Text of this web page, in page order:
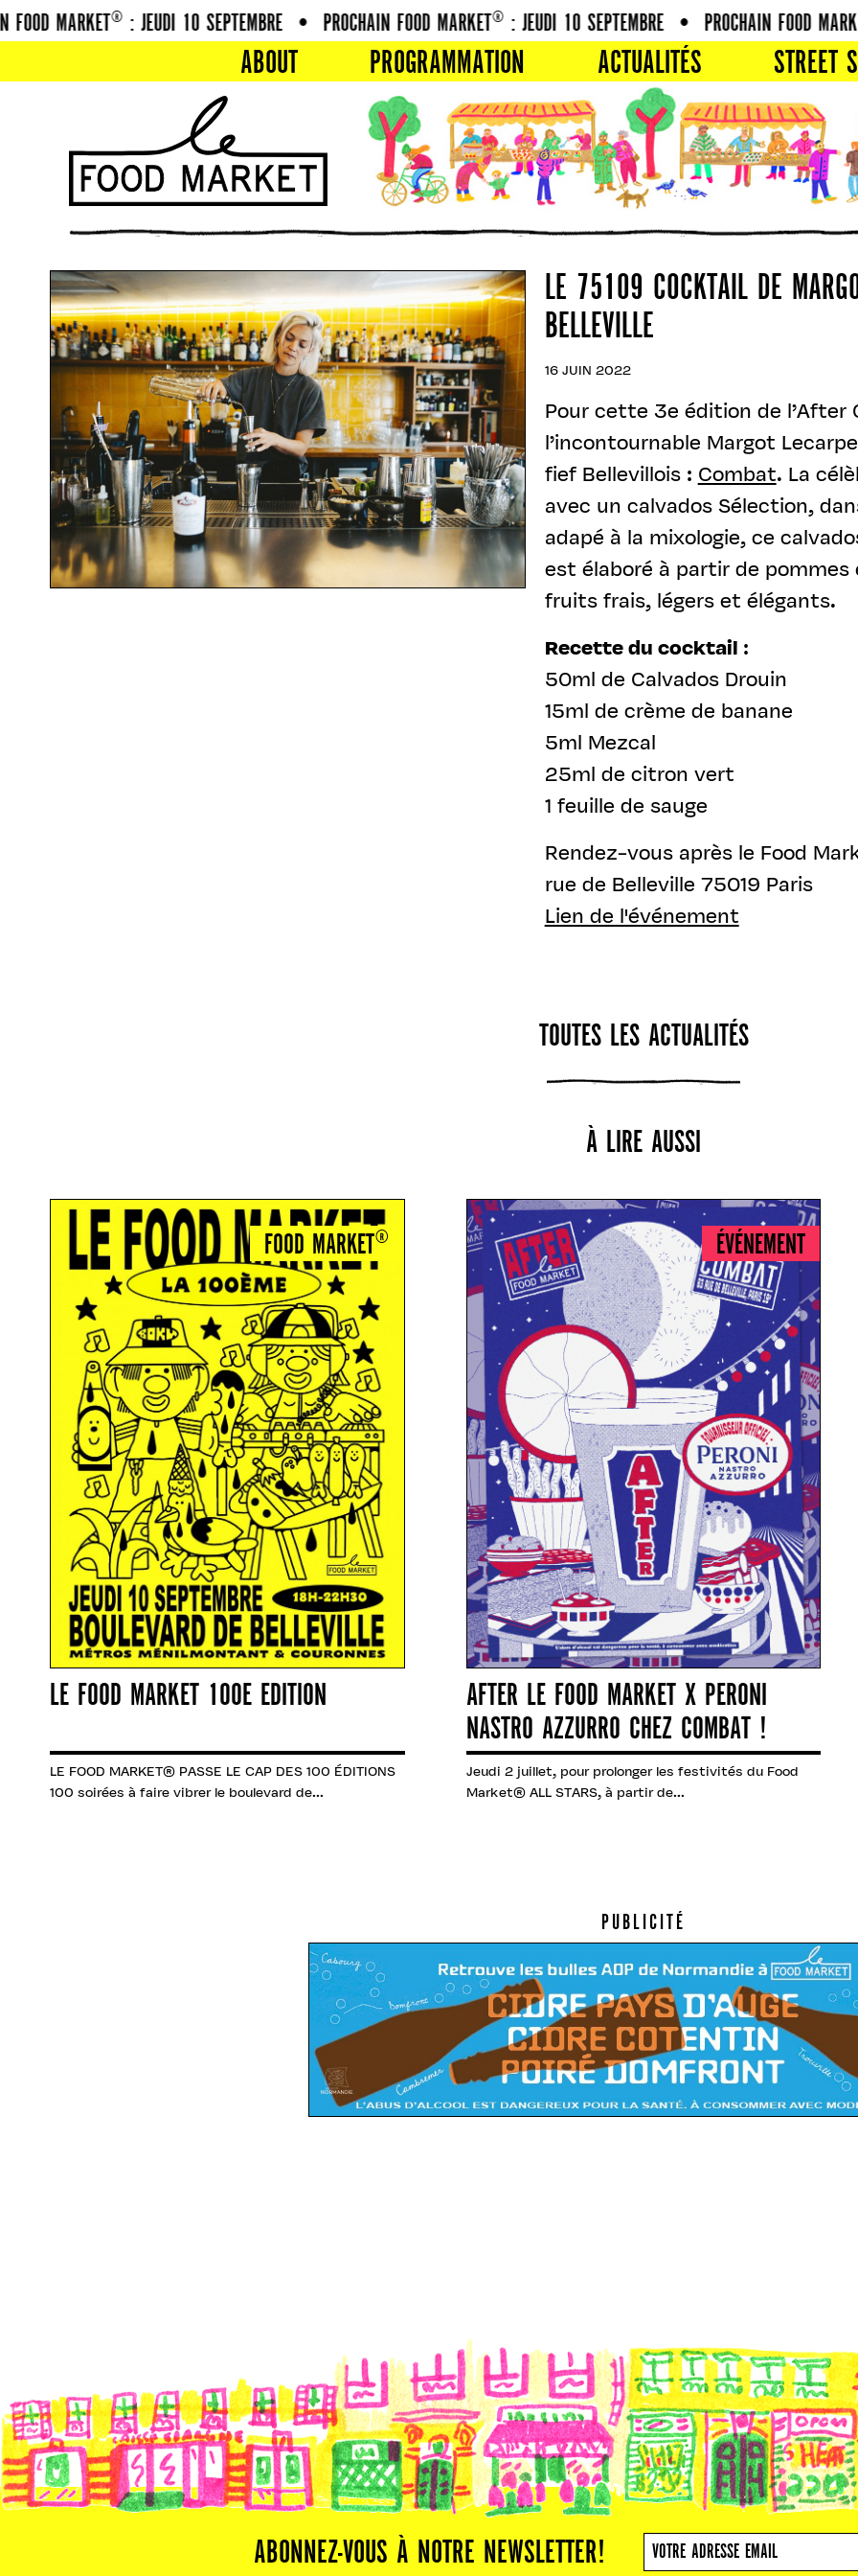
MARKET® : JEUDI 10 SEPTEMBRE • PROCHAIN FOOD MARKET® : JEUDI 10 SEPTEMBRE • PROCHAIN FOOD
ABOUT PROGRAMMATION ACTUALITÉS STREET
LE 75109 COCKTAIL DE
BELLEVILLE
16 JUIN 2022
Pour cette 3e édition de l’After
l’incontournable Margot
fief Bellevillois : Combat. La
avec un calvados Sélection,
adapé à la mixologie, ce
est élaboré à partir de pommes
fruits frais, légers et élégants.
Recette du cocktail :
50ml de Calvados Drouin
15ml de crème de banane
5ml Mezcal
25ml de citron vert
1 feuille de sauge
Rendez-vous après le Food
rue de Belleville 75019 Paris
Lien de l'événement
TOUTES LES ACTUALITÉS
À LIRE AUSSI
LE FOOD MARKET 100E EDITION
LE FOOD MARKET® PASSE LE CAP DES 100 ÉDITIONS
100 soirées à faire vibrer le boulevard de...
FOOD MARKET®
AFTER LE FOOD MARKET X PERONI
NASTRO AZZURRO CHEZ COMBAT !
Jeudi 2 juillet, pour prolonger les festivités du Food
Market® ALL STARS, à partir de...
ÉVÉNEMENT
PUBLICITÉ
ABONNEZ-VOUS À NOTRE NEWSLETTER!